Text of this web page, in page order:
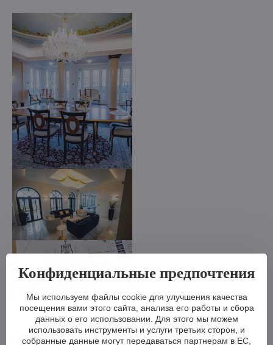
Конфиденциальные предпочтения
Мы используем файлы cookie для улучшения качества
посещения вами этого сайта, анализа его работы и сбора
данных о его использовании. Для этого мы можем
использовать инструменты и услуги третьих сторон, и
собранные данные могут передаваться партнерам в ЕС,